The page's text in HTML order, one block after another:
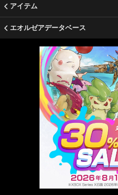
アイテム
エオルゼアデータベース